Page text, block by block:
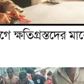
ক্ষতিগ্রস্তদের